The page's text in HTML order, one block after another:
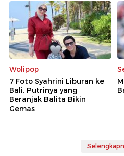
Wolipop
7 Foto Syahrini Liburan ke
Bali, Putrinya yang
Beranjak Balita Bikin
Gemas